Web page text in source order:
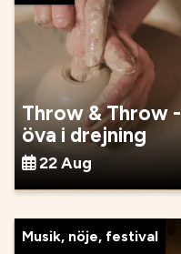
Throw & Throw -
öva i drejning
22 Aug
Musik, nöje, festival